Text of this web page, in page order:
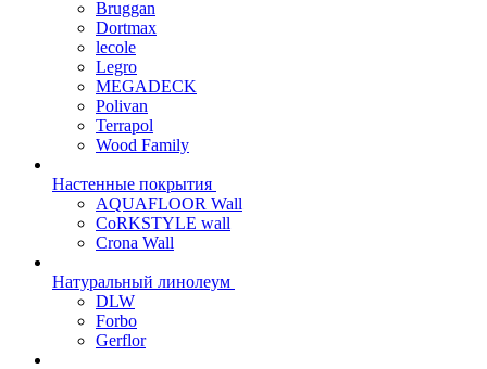
Bruggan
Dortmax
lecole
Legro
MEGADECK
Polivan
Terrapol
Wood Family
Настенные покрытия
AQUAFLOOR Wall
CoRKSTYLE wall
Crona Wall
Натуральный линолеум
DLW
Forbo
Gerflor